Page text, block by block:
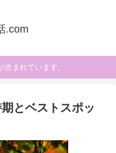
.com
まれています。
とベストスポッ